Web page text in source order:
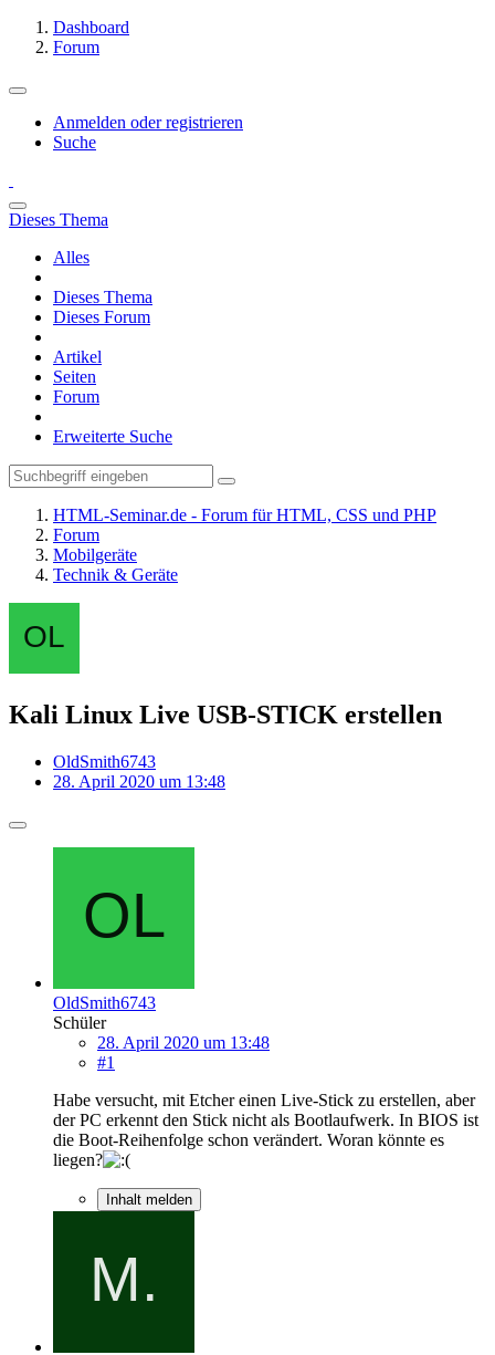
Dashboard
Forum
Anmelden oder registrieren
Suche
Dieses Thema
Alles
Dieses Thema
Dieses Forum
Artikel
Seiten
Forum
Erweiterte Suche
HTML-Seminar.de - Forum für HTML, CSS und PHP
Forum
Mobilgeräte
Technik & Geräte
Kali Linux Live USB-STICK erstellen
OldSmith6743
28. April 2020 um 13:48
OldSmith6743
Schüler
28. April 2020 um 13:48
#1
Habe versucht, mit Etcher einen Live-Stick zu erstellen, aber
der PC erkennt den Stick nicht als Bootlaufwerk. In BIOS ist
die Boot-Reihenfolge schon verändert. Woran könnte es
liegen?
Inhalt melden